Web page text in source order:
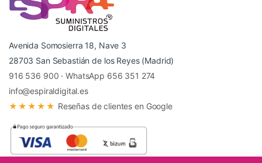
Avenida Somosierra 18, Nave 3
28703 San Sebastián de los Reyes (Madrid)
916 536 900 ·WhatsApp 656 351 274
info@espiraldigital.es
★★★★★ Reseñas de clientes en Google